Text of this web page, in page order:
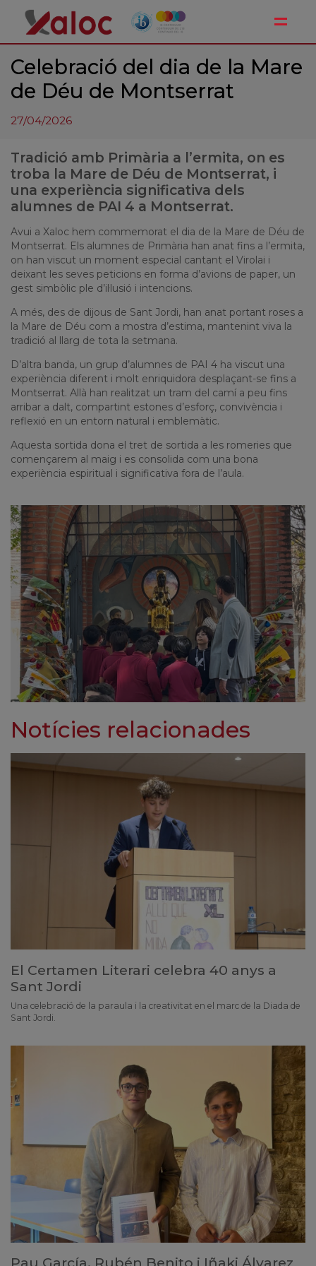
Celebració del dia de la Mare
de Déu de Montserrat
27/04/2026
Tradició amb Primària a l’ermita, on es
troba la Mare de Déu de Montserrat, i
una experiència significativa dels
alumnes de PAI 4 a Montserrat.
Avui a Xaloc hem commemorat el dia de la Mare de Déu de
Montserrat. Els alumnes de Primària han anat fins a l’ermita,
on han viscut un moment especial cantant el Virolai i
deixant les seves peticions en forma d’avions de paper, un
gest simbòlic ple d’il·lusió i intencions.
A més, des de dijous de Sant Jordi, han anat portant roses a
la Mare de Déu com a mostra d’estima, mantenint viva la
tradició al llarg de tota la setmana.
D’altra banda, un grup d’alumnes de PAI 4 ha viscut una
experiència diferent i molt enriquidora desplaçant-se fins a
Montserrat. Allà han realitzat un tram del camí a peu fins
arribar a dalt, compartint estones d’esforç, convivència i
reflexió en un entorn natural i emblemàtic.
Aquesta sortida dona el tret de sortida a les romeries que
començarem al maig i es consolida com una bona
experiència espiritual i significativa fora de l’aula.
Notícies relacionades
El Certamen Literari celebra 40 anys a
Sant Jordi
Una celebració de la paraula i la creativitat en el marc de la Diada de
Sant Jordi.
Pau García, Rubén Benito i Iñaki Álvarez